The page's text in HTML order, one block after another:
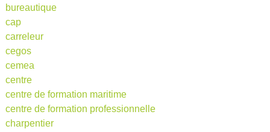
bureautique
cap
carreleur
cegos
cemea
centre
centre de formation maritime
centre de formation professionnelle
charpentier